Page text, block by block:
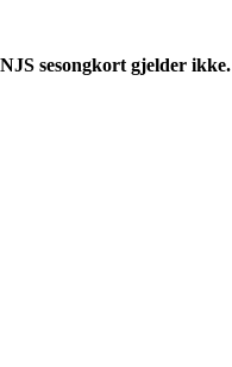
sesongkort gjelder ikke.